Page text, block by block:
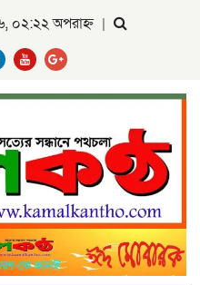
০২:২২ অপরাহ্ন |